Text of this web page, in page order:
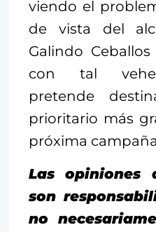
viendo el
de vista del
Galindo
con tal
pretende
prioritario más
próxima
Las opiniones
son
no